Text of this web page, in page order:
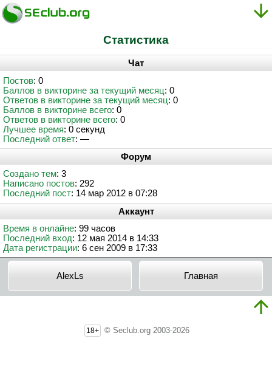
Статистика
Чат
Постов: 0
Баллов в викторине за текущий месяц: 0
Ответов в викторине за текущий месяц: 0
Баллов в викторине всего: 0
Ответов в викторине всего: 0
Лучшее время: 0 секунд
Последний ответ: —
Форум
Создано тем: 3
Написано постов: 292
Последний пост: 14 мар 2012 в 07:28
Аккаунт
Время в онлайне: 99 часов
Последний вход: 12 мая 2014 в 14:33
Дата регистрации: 6 сен 2009 в 17:33
AlexLs Главная
18+ © Seclub.org 2003-2026